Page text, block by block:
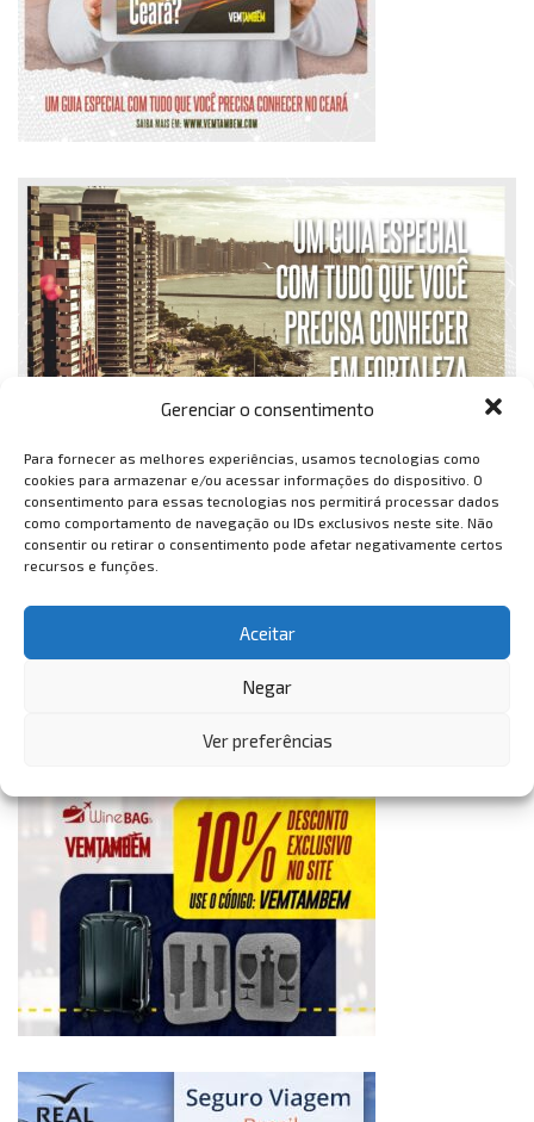
Gerenciar o consentimento
Para fornecer as melhores experiências, usamos tecnologias como
cookies para armazenar e/ou acessar informações do dispositivo. O
consentimento para essas tecnologias nos permitirá processar dados
como comportamento de navegação ou IDs exclusivos neste site. Não
consentir ou retirar o consentimento pode afetar negativamente certos
recursos e funções.
Aceitar
Negar
Ver preferências